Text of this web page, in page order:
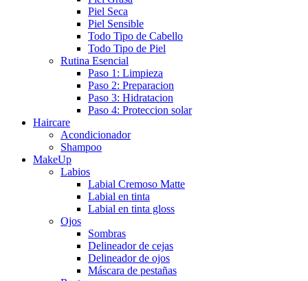
Piel Seca
Piel Sensible
Todo Tipo de Cabello
Todo Tipo de Piel
Rutina Esencial
Paso 1: Limpieza
Paso 2: Preparacion
Paso 3: Hidratacion
Paso 4: Proteccion solar
Haircare
Acondicionador
Shampoo
MakeUp
Labios
Labial Cremoso Matte
Labial en tinta
Labial en tinta gloss
Ojos
Sombras
Delineador de cejas
Delineador de ojos
Máscara de pestañas